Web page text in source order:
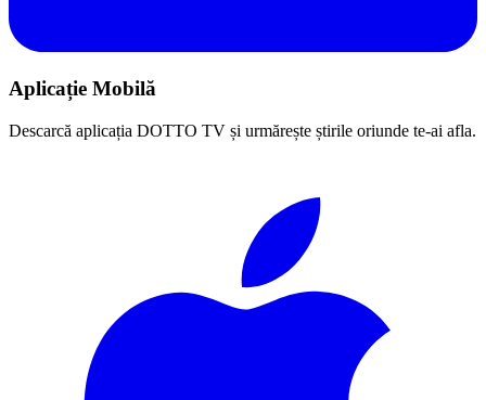
Aplicație Mobilă
Descarcă aplicația DOTTO TV și urmărește știrile oriunde te-ai afla.